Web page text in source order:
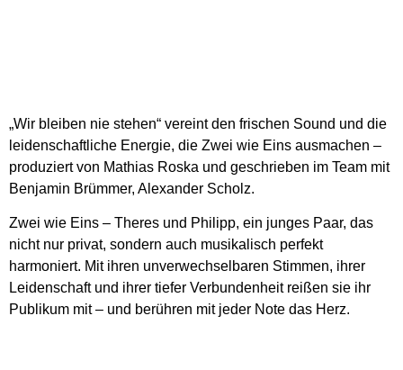
„Wir bleiben nie stehen“ vereint den frischen Sound und die
leidenschaftliche Energie, die Zwei wie Eins ausmachen –
produziert von Mathias Roska und geschrieben im Team mit
Benjamin Brümmer, Alexander Scholz.
Zwei wie Eins – Theres und Philipp, ein junges Paar, das
nicht nur privat, sondern auch musikalisch perfekt
harmoniert. Mit ihren unverwechselbaren Stimmen, ihrer
Leidenschaft und ihrer tiefer Verbundenheit reißen sie ihr
Publikum mit – und berühren mit jeder Note das Herz.